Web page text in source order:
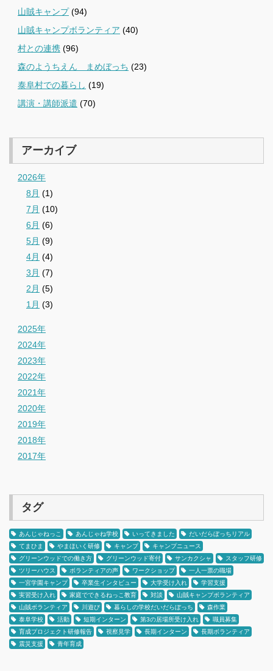
山賊キャンプ(94)
山賊キャンプボランティア (40)
村との連携 (96)
森のようちえん まめぼっち (23)
泰阜村での暮らし (19)
講演・講師派遣 (70)
アーカイブ
2026年
8月 (1)
7月 (10)
6月 (6)
5月 (9)
4月 (4)
3月 (7)
2月 (5)
1月 (3)
2025年
2024年
2023年
2022年
2021年
2020年
2019年
2018年
2017年
タグ
あんじゃねっこ あんじゃね学校 いってきました
だいだらぼっちリアル
てまひま
やまほいく研修 キャンプ
キャンプニュース
グリーンウッドでの働き方
グリーンウッド寄付 サンカクシャ
スタッフ研修
ツリーハウス
ボランティアの声 ワークショップ
一人一票の職場
一宮学園キャンプ
卒業生インタビュー 大学受け入れ
学習支援
実習受け入れ
家庭でできるねっこ教育 対談
山賊キャンプボランティア
山賊ボランティア
川遊び 暮らしの学校だいだらぼっち
森作業
泰阜学校
活動 短期インターン 第3の居場所受け入れ
職員募集
育成プロジェクト研修報告
視察見学 長期インターン
長期ボランティア
震災支援
青年育成